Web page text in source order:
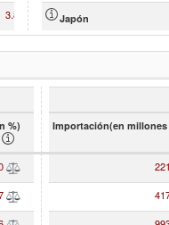
3.88 Japón
%) Importación(en millones